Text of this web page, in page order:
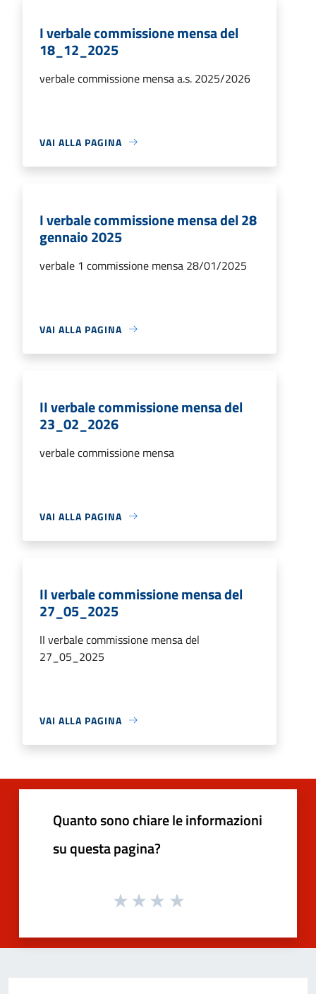
I verbale commissione mensa del
18_12_2025
verbale commissione mensa a.s. 2025/2026
VAI ALLA PAGINA
I verbale commissione mensa del 28
gennaio 2025
verbale 1 commissione mensa 28/01/2025
VAI ALLA PAGINA
II verbale commissione mensa del
23_02_2026
verbale commissione mensa
VAI ALLA PAGINA
II verbale commissione mensa del
27_05_2025
II verbale commissione mensa del
27_05_2025
VAI ALLA PAGINA
Quanto sono chiare le informazioni
su questa pagina?